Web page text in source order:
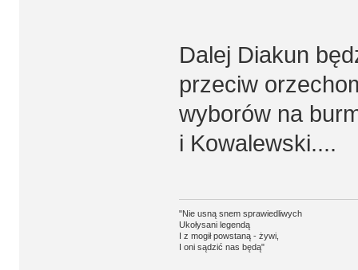
Dalej Diakun
przeciw
wyborów na
i Kowalewski....
"Nie usną snem sprawiedliwych
Ukołysani legendą
I z mogił powstaną - żywi,
I oni sądzić nas będą"